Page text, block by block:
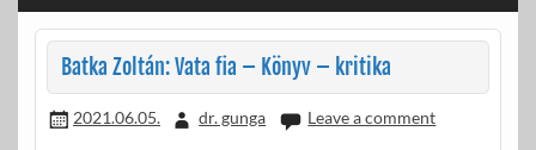
Batka Zoltán: Vata fia – Könyv – kritika
2021.06.05. dr. gunga Leave a comment